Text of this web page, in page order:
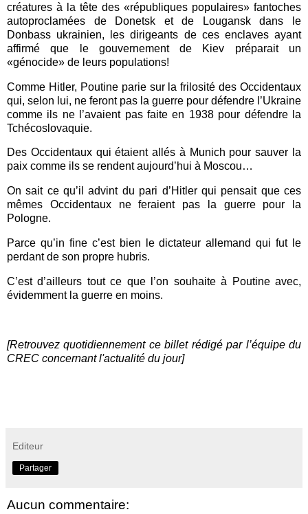
créatures à la tête des «républiques populaires» fantoches
autoproclamées de Donetsk et de Lougansk dans le
Donbass ukrainien, les dirigeants de ces enclaves ayant
affirmé que le gouvernement de Kiev préparait un
«génocide» de leurs populations!
Comme Hitler, Poutine parie sur la frilosité des Occidentaux
qui, selon lui, ne feront pas la guerre pour défendre l’Ukraine
comme ils ne l’avaient pas faite en 1938 pour défendre la
Tchécoslovaquie.
Des Occidentaux qui étaient allés à Munich pour sauver la
paix comme ils se rendent aujourd’hui à Moscou…
On sait ce qu’il advint du pari d’Hitler qui pensait que ces
mêmes Occidentaux ne feraient pas la guerre pour la
Pologne.
Parce qu’in fine c’est bien le dictateur allemand qui fut le
perdant de son propre hubris.
C’est d’ailleurs tout ce que l’on souhaite à Poutine avec,
évidemment la guerre en moins.
[Retrouvez quotidiennement ce billet rédigé par l’équipe du
CREC concernant l'actualité du jour]
Editeur
Partager
Aucun commentaire: